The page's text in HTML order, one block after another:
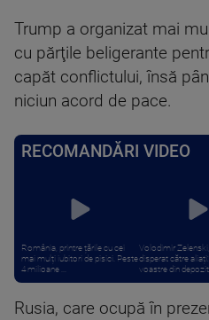
Trump a organizat mai
cu părţile beligerante
capăt conflictului, însă
niciun acord de pace.
RECOMANDĂRI VIDEO
România, printre țările cu cei
mai mulți iubitori de pisici. Peste
4 milioane ...
Volodimir
disperat către
voastre din depozite
Rusia, care ocupă în